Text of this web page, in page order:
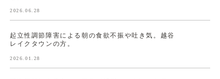
2026.06.28
起立性調節障害による朝の食欲不振や吐き気。越谷
レイクタウンの方。
2026.01.28